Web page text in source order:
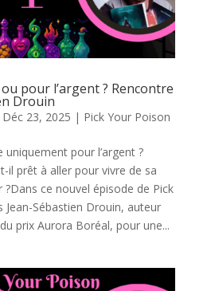
pour l’argent ? Rencontre
Drouin
Déc 23, 2025 | Pick Your Poison
pour l’argent ?
il prêt à aller pour vivre de sa
ce nouvel épisode de Pick
Sébastien Drouin, auteur
prix Aurora Boréal, pour une...